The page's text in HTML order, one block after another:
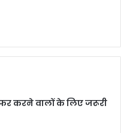
करने वालों के लिए जरूरी